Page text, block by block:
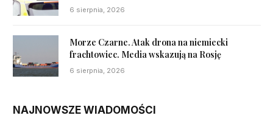
6 sierpnia, 2026
Morze Czarne. Atak drona na niemiecki
frachtowiec. Media wskazują na Rosję
6 sierpnia, 2026
NAJNOWSZE WIADOMOŚCI